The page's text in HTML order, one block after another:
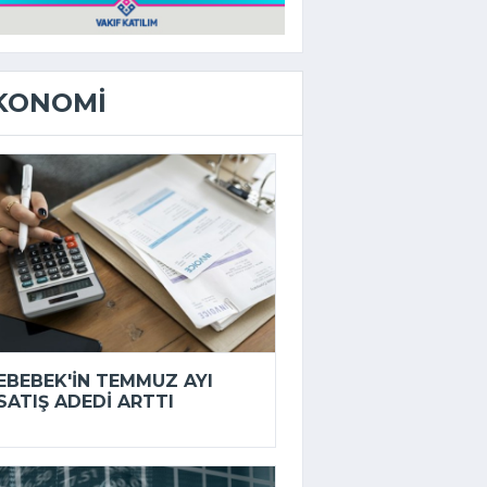
TEMMUZ AYI
ADEDI ARTTI